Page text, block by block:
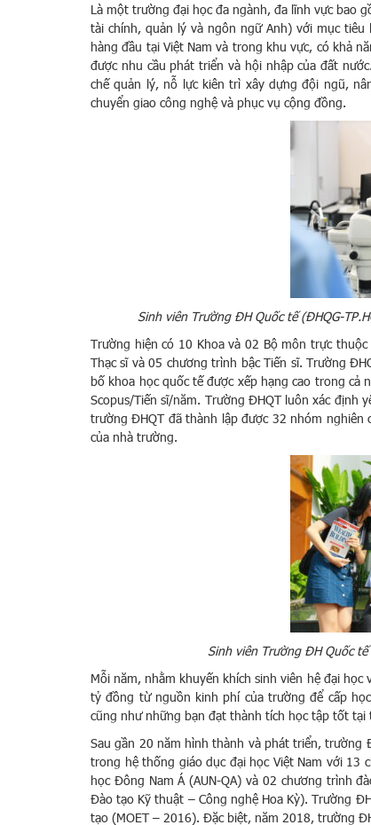
Là một trường đại học đa ngành, đa lĩnh vực bao
tài chính, quản lý và ngôn ngữ Anh) với mục
hàng đầu tại Việt Nam và trong khu vực, có khả
được nhu cầu phát triển và hội nhập của đất
chế quản lý, nỗ lực kiên trì xây dựng đội ngũ,
chuyển giao công nghệ và phục vụ cộng đồng.
Sinh viên Trường ĐH Quốc tế (ĐHQG-
Trường hiện có 10 Khoa và 02 Bộ môn trực
Thạc sĩ và 05 chương trình bậc Tiến sĩ. Trường
bố khoa học quốc tế được xếp hạng cao trong
Scopus/Tiến sĩ/năm. Trường ĐHQT luôn xác định
trường ĐHQT đã thành lập được 32 nhóm nghiên
của nhà trường.
Sinh viên Trường ĐH Quốc
Mỗi năm, nhằm khuyến khích sinh viên hệ đại
tỷ đồng từ nguồn kinh phí của trường để cấp
cũng như những bạn đạt thành tích học tập tốt tại
Sau gần 20 năm hình thành và phát triển,
trong hệ thống giáo dục đại học Việt Nam với 13
học Đông Nam Á (AUN-QA) và 02 chương trình
Đào tạo Kỹ thuật – Công nghệ Hoa Kỳ). Trường
tạo (MOET – 2016). Đặc biệt, năm 2018, trường